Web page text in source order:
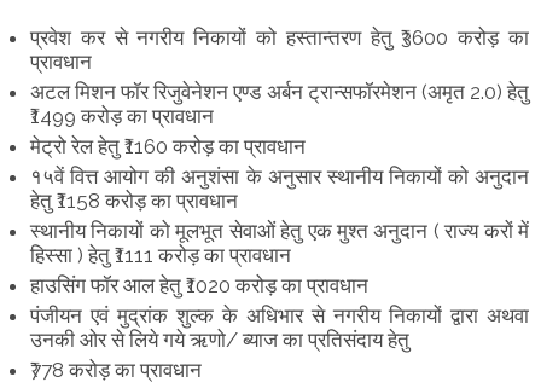
प्रवेश कर से नगरीय निकायों को हस्तान्तरण हेतु ₹3600 करोड़ का
प्रावधान
अटल मिशन फॉर रिजुवेनेशन एण्ड अर्बन ट्रान्सफॉरमेशन (अमृत 2.0) हेतु
₹1499 करोड़ का प्रावधान
मेट्रो रेल हेतु ₹1160 करोड़ का प्रावधान
१५वें वित्त आयोग की अनुशंसा के अनुसार स्थानीय निकायों को अनुदान
हेतु ₹1158 करोड़ का प्रावधान
स्थानीय निकायों को मूलभूत सेवाओं हेतु एक मुश्त अनुदान ( राज्य करों में
हिस्सा ) हेतु ₹1111 करोड़ का प्रावधान
हाउसिंग फॉर आल हेतु ₹1020 करोड़ का प्रावधान
पंजीयन एवं मुद्रांक शुल्क के अधिभार से नगरीय निकायों द्वारा अथवा
उनकी ओर से लिये गये ऋणो/ ब्याज का प्रतिसंदाय हेतु
₹778 करोड़ का प्रावधान